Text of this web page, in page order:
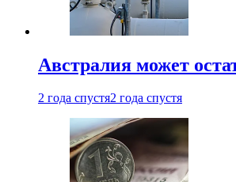
Австралия может
2 года спустя2 года спустя